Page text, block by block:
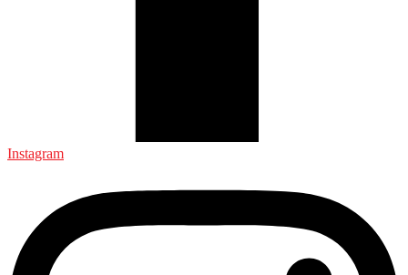
Instagram